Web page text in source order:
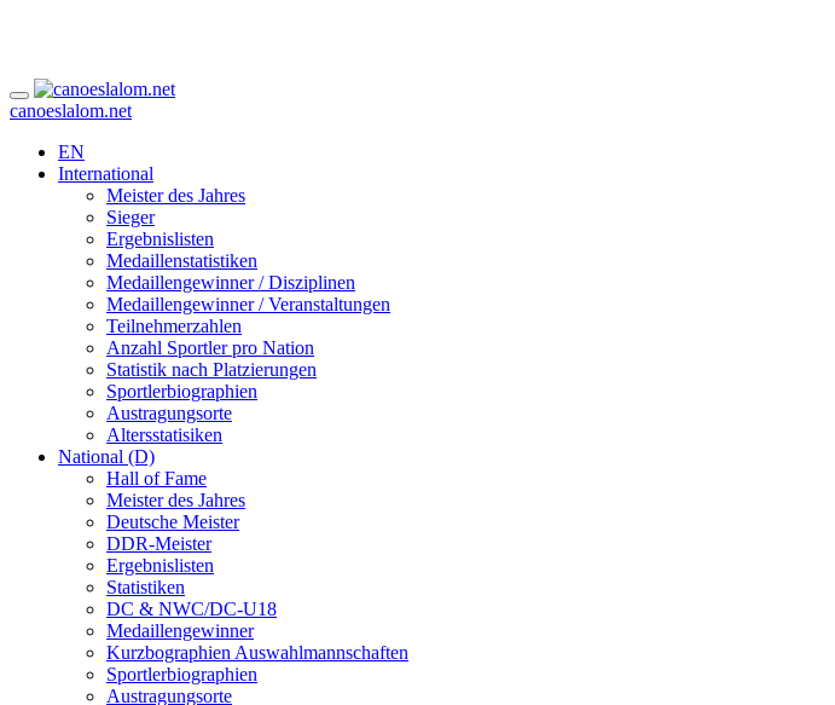
canoeslalom.net
EN
International
Meister des Jahres
Sieger
Ergebnislisten
Medaillenstatistiken
Medaillengewinner / Disziplinen
Medaillengewinner / Veranstaltungen
Teilnehmerzahlen
Anzahl Sportler pro Nation
Statistik nach Platzierungen
Sportlerbiographien
Austragungsorte
Altersstatisiken
National (D)
Hall of Fame
Meister des Jahres
Deutsche Meister
DDR-Meister
Ergebnislisten
Statistiken
DC & NWC/DC-U18
Medaillengewinner
Kurzbographien Auswahlmannschaften
Sportlerbiographien
Austragungsorte